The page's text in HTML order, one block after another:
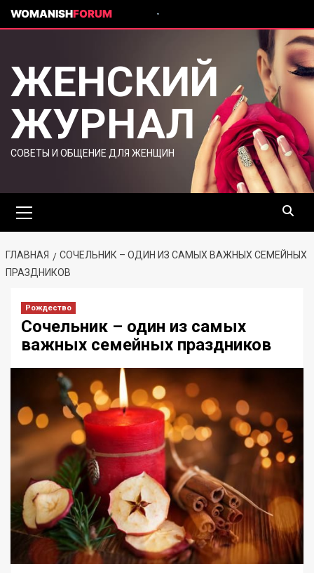
WOMANISHFORUM
ЖЕНСКИЙ
ЖУРНАЛ
СОВЕТЫ И ОБЩЕНИЕ ДЛЯ ЖЕНЩИН
ГЛАВНАЯ
СОЧЕЛЬНИК – ОДИН ИЗ САМЫХ ВАЖНЫХ СЕМЕЙНЫХ
ПРАЗДНИКОВ
Рождество
Сочельник – один из самых
важных семейных праздников